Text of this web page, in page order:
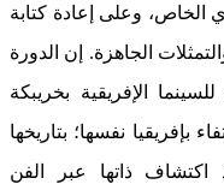
الخاص، وعلى إعادة كتابة
الجاهزة. إن الدورة
الإفريقية بخريبكة
بإفريقيا نفسها؛ بتاريخها
اكتشاف ذاتها عبر الفن